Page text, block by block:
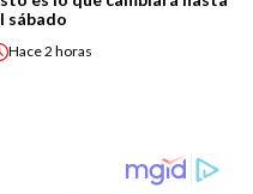
sábado
Hace2 horas